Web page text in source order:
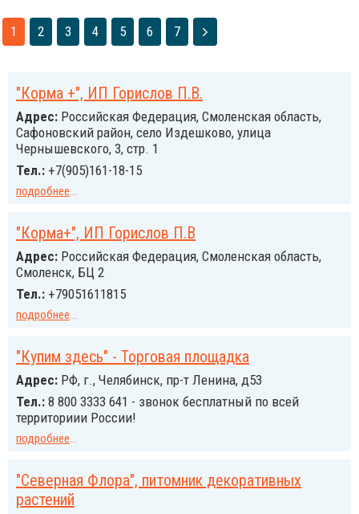
1 2 3 4 5 6 7
"Корма +", ИП Горислов П.В.
Адрес: Российcкая Федерация, Смоленская область,
Сафоновский район, село Издешково, улица
Чернышевского, 3, стр. 1
Тел.: +7(905)161-18-15
подробнее...
"Корма+", ИП Горислов П.В
Адрес: Российcкая Федерация, Смоленская область,
Смоленск, БЦ 2
Тел.: +79051611815
подробнее...
"Купим здесь" - Торговая площадка
Адрес: РФ, г., Челябинск, пр-т Ленина, д53
Тел.: 8 800 3333 641 - звонок бесплатный по всей
территориии России!
подробнее...
"Северная Флора", питомник декоративных
растений